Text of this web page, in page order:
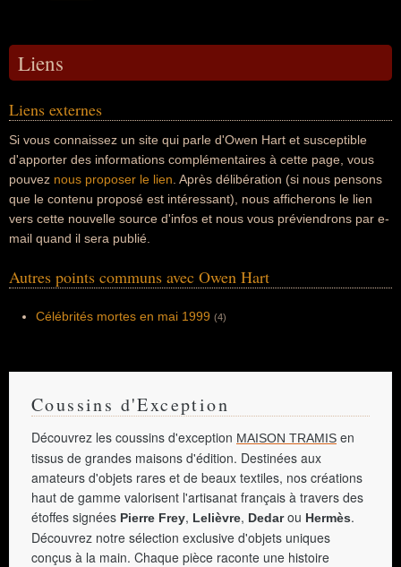
Liens
Liens externes
Si vous connaissez un site qui parle d'Owen Hart et susceptible
d'apporter des informations complémentaires à cette page, vous
pouvez nous proposer le lien . Après délibération (si nous pensons
que le contenu proposé est intéressant), nous afficherons le lien
vers cette nouvelle source d'infos et nous vous préviendrons par e-
mail quand il sera publié.
Autres points communs avec Owen Hart
Célébrités mortes en mai 1999 (4)
Coussins d'Exception
Découvrez les coussins d'exception MAISON TRAMIS en
tissus de grandes maisons d'édition. Destinées aux
amateurs d'objets rares et de beaux textiles, nos créations
haut de gamme valorisent l'artisanat français à travers des
étoffes signées Pierre Frey, Lelièvre, Dedarou Hermès.
Découvrez notre sélection exclusive d'objets uniques
conçus à la main. Chaque pièce raconte une histoire